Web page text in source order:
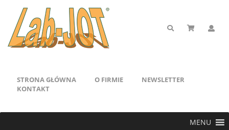
STRONA GŁÓWNA O FIRMIE
NEWSLETTER
KONTAKT
MENU